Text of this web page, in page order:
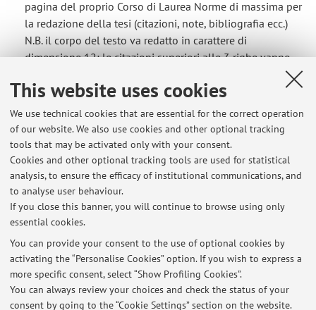
This website uses cookies
We use technical cookies that are essential for the correct operation
of our website. We also use cookies and other optional tracking
tools that may be activated only with your consent.
Cookies and other optional tracking tools are used for statistical
analysis, to ensure the efficacy of institutional communications, and
to analyse user behaviour.
If you close this banner, you will continue to browse using only
essential cookies.
You can provide your consent to the use of optional cookies by
activating the “Personalise Cookies” option. If you wish to express a
more specific consent, select “Show Profiling Cookies”.
You can always review your choices and check the status of your
consent by going to the “Cookie Settings” section on the website.
pagina del proprio Corso di Laurea Norme di massima per
la redazione della tesi (citazioni, note, bibliografia ecc.)
N.B. il corpo del testo va redatto in carattere di
dimensione 12; le citazioni superiori alle 3 righe vanno
Latest news
RICEVIMENTO
Published on: March 19 2026
Résultats Linguistique française 3-VERSION- 5 février 2026
Published on: February 14 2026
Résultats de l’épreuve de Version- LINGUISTIQUE FRANÇAISE 3 – 16
JANVIER 2026
Published on: January 30 2026